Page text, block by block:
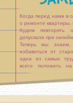
Когда перед нами в
о ремонте
будем повторять
допускали при
Теперь мы
избавиться от
одна из самых
всего положить
прогладить сверху